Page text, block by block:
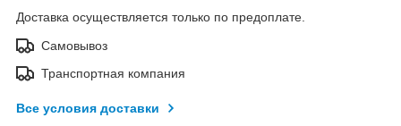
Доставка осуществляется только по предоплате.
Самовывоз
Транспортная компания
Все условия доставки